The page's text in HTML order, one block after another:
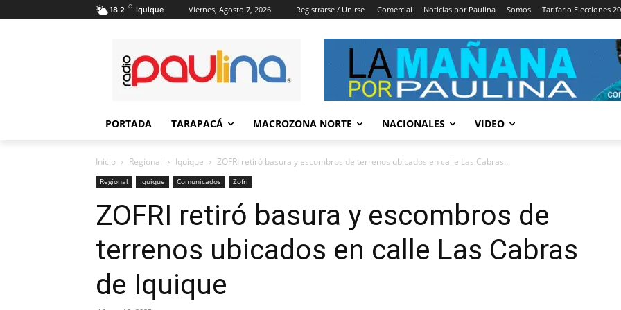
18.2 C Iquique Viernes, Agosto 7, 2026 Registrarse / Unirse Comercial Noticias por Paulina Somos Tarifario Elecciones
PORTADA TARAPACÁ MACROZONA NORTE NACIONALES VIDEO
Inicio Regional Iquique ZOFRI retiró basura y escombros de terrenos ubicados en calle Las Cabras...
Regional Iquique Comunicados Zofri
ZOFRI retiró basura y escombros de
terrenos ubicados en calle Las Cabras
de Iquique